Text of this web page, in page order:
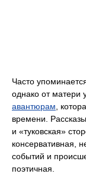
Часто
однако от матери
авантюрам ,
времени.
и «туковская»
консервативная,
событий и
поэтичная.